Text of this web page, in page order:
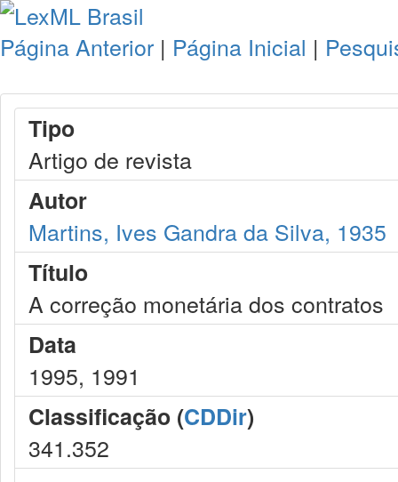
Página Anterior | Página Inicial |
Tipo
Artigo de revista
Autor
Martins, Ives Gandra da Silva, 1935
Título
A correção monetária dos contratos
Data
1995, 1991
Classificação (CDDir)
341.352